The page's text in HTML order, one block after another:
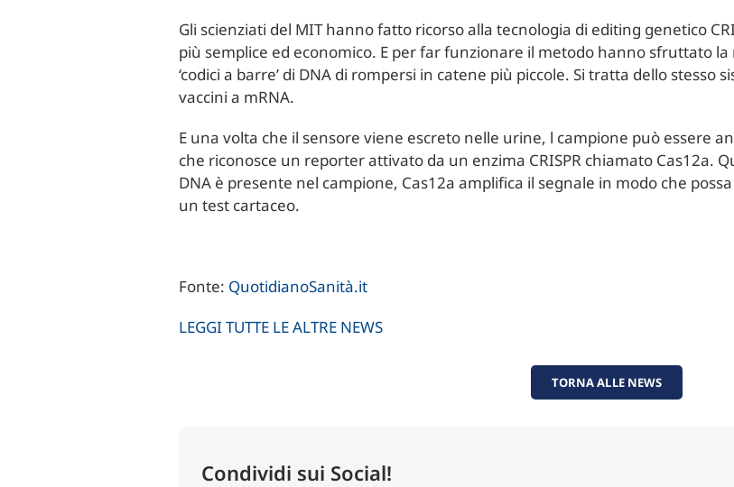
Gli scienziati del MIT hanno fatto ricorso alla tecnologia di editing genetico
più semplice ed economico. E per far funzionare il metodo hanno sfruttato
‘codici a barre’ di DNA di rompersi in catene più piccole. Si tratta dello stesso
vaccini a mRNA.
E una volta che il sensore viene escreto nelle urine, l campione può essere
che riconosce un reporter attivato da un enzima CRISPR chiamato Cas12a.
DNA è presente nel campione, Cas12a amplifica il segnale in modo che
un test cartaceo.
Fonte: QuotidianoSanità.it
LEGGI TUTTE LE ALTRE NEWS
TORNA ALLE NEWS
Condividi sui Social!